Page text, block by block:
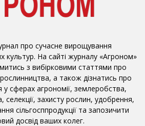
про сучасне вирощування
культур. На сайті журналу «Агроном»
з вибірковими статтями про
рослинництва, а також дізнатись про
у сферах агрономії, землеробства,
селекції, захисту рослин, удобрення,
сільгосппродукції та запозичити
досвід ваших колег.